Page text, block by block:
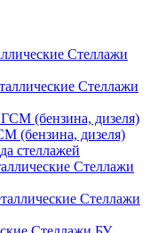
Стеллажи
Стеллажи
(бензина, дизеля)
стеллажей
Стеллажи
Стеллажи